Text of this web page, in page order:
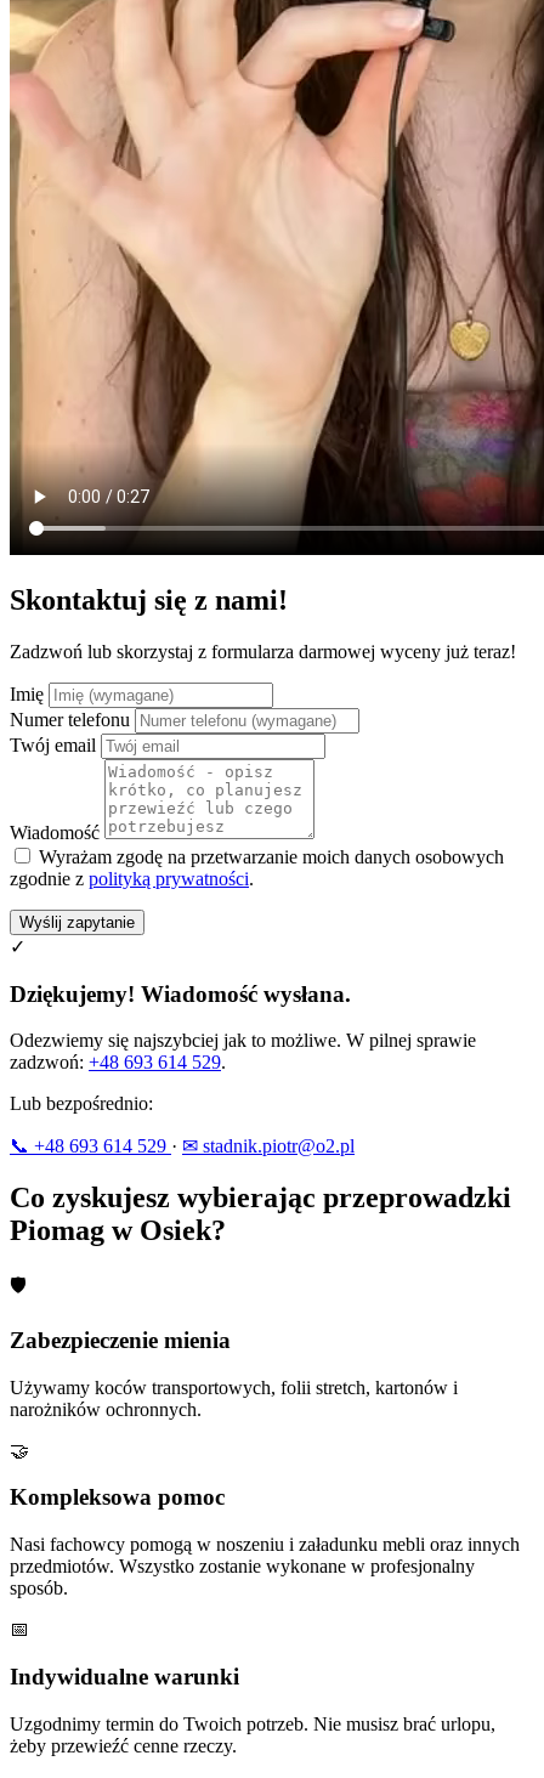
Skontaktuj się z nami!
Zadzwoń lub skorzystaj z formularza darmowej wyceny już teraz!
Imię
Numer telefonu
Twój email
Wiadomość
Wyrażam zgodę na przetwarzanie moich danych osobowych
zgodnie z polityką prywatności.
Wyślij zapytanie
✓
Dziękujemy! Wiadomość wysłana.
Odezwiemy się najszybciej jak to możliwe. W pilnej sprawie
zadzwoń: +48 693 614 529.
Lub bezpośrednio:
📞 +48 693 614 529 · ✉ stadnik.piotr@o2.pl
Co zyskujesz wybierając przeprowadzki
Piomag w Osiek?
🛡
Zabezpieczenie mienia
Używamy koców transportowych, folii stretch, kartonów i
narożników ochronnych.
🤝
Kompleksowa pomoc
Nasi fachowcy pomogą w noszeniu i załadunku mebli oraz innych
przedmiotów. Wszystko zostanie wykonane w profesjonalny
sposób.
📅
Indywidualne warunki
Uzgodnimy termin do Twoich potrzeb. Nie musisz brać urlopu,
żeby przewieźć cenne rzeczy.